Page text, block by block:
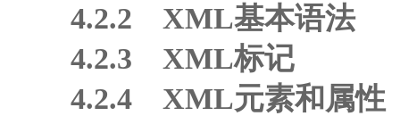
4.2.2 XML基本语法
4.2.3 XML标记
4.2.4 XML元素和属性